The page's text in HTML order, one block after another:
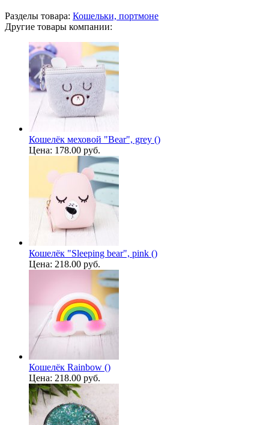
Разделы товара: Кошельки, портмоне
Другие товары компании:
Кошелёк меховой "Bear", grey ()
Цена: 178.00 руб.
Кошелёк "Sleeping bear", pink ()
Цена: 218.00 руб.
Кошелёк Rainbow ()
Цена: 218.00 руб.